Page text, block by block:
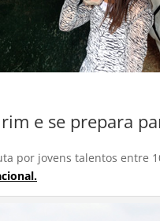
e se prepara
por jovens talentos entre